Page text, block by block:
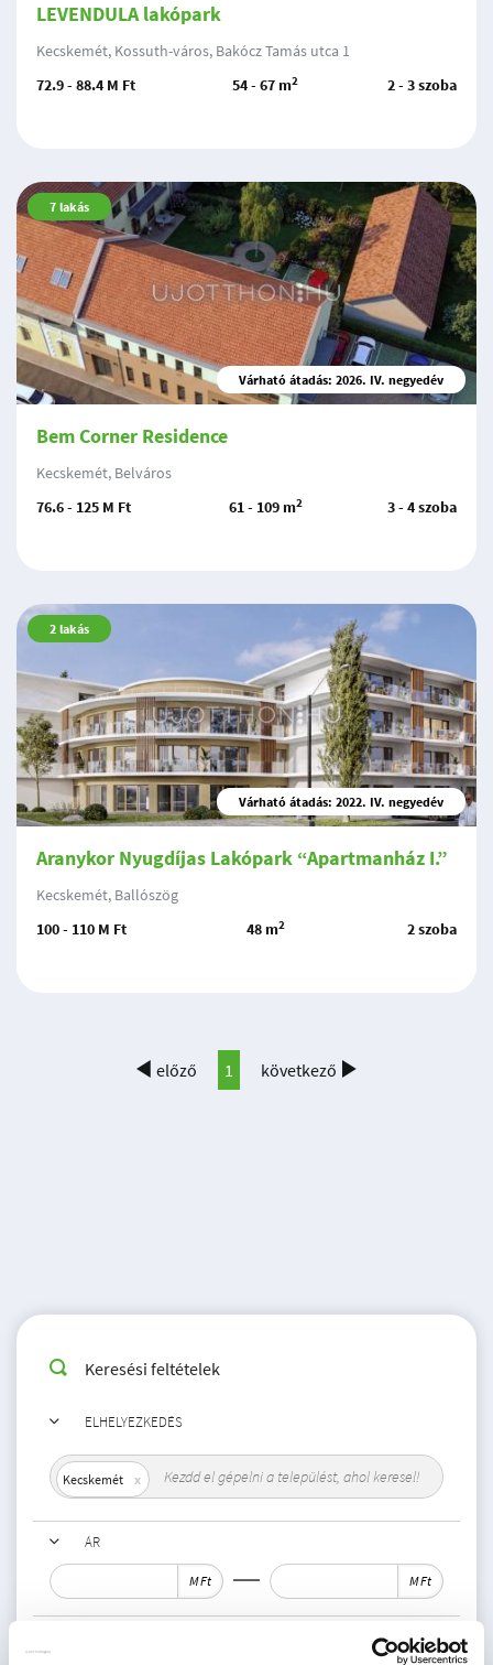
LEVENDULA lakópark
Kecskemét, Kossuth-város, Bakócz Tamás utca 1
72.9 - 88.4 M Ft
54 - 67 m2 2 - 3 szoba
7 lakás
Várható átadás: 2026. IV. negyedév
Bem Corner Residence
Kecskemét, Belváros
76.6 - 125 M Ft
61 - 109 m2 3 - 4 szoba
2 lakás
Várható átadás: 2022. IV. negyedév
Aranykor Nyugdíjas Lakópark “Apartmanház I.”
Kecskemét, Ballószög
100 - 110 M Ft
48 m2 2 szoba
előző 1 következő
Keresési feltételek
ELHELYEZKEDÉS
Kecskemét
ÁR
M Ft M Ft